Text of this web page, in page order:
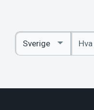
Angi
nøkkelord
Select
Country